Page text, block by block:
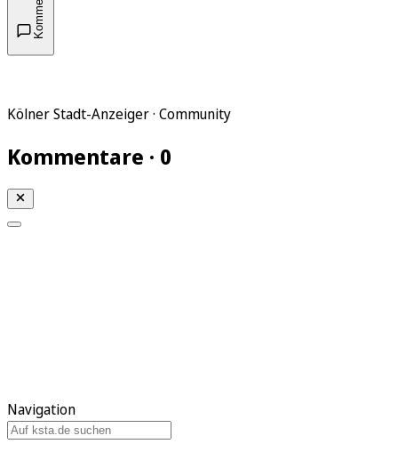
Kölner Stadt-Anzeiger · Community
Kommentare · 0
Navigation